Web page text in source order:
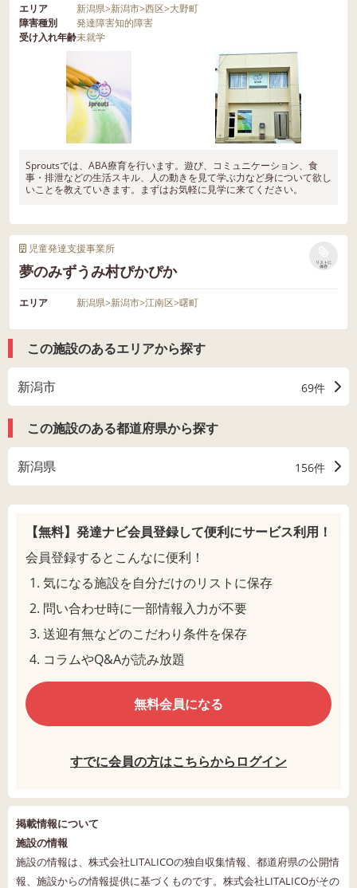
エリア 新潟県>新潟市>西区>大野町
障害種別
発達障害知的障害
受け入れ年齢未就学
Sproutsでは、ABA療育を行います。遊び、コミュニケーション、食
事・排泄などの生活スキル、人の動きを見て学ぶ力など身について欲し
いことを教えていきます。まずはお気軽に見学に来てください。
児童発達支援事業所
夢のみずうみ村ぴかぴか
リストに
保存
エリア 新潟県>新潟市>江南区>曙町
この施設のあるエリアから探す
新潟市 69件
この施設のある都道府県から探す
新潟県 156件
【無料】発達ナビ会員登録して便利にサービス利用！
会員登録するとこんなに便利！
気になる施設を自分だけのリストに保存
問い合わせ時に一部情報入力が不要
送迎有無などのこだわり条件を保存
コラムやQ&Aが読み放題
無料会員になる
すでに会員の方はこちらからログイン
掲載情報について
施設の情報
施設の情報は、株式会社LITALICOの独自収集情報、都道府県の公開情
報、施設からの情報提供に基づくものです。株式会社LITALICOがその